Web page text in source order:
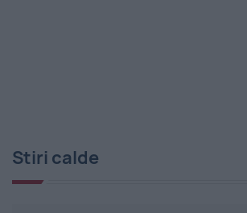
Stiri calde